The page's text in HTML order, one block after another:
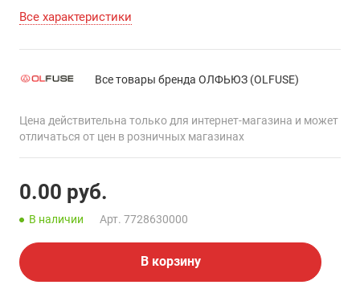
Все характеристики
Все товары бренда ОЛФЬЮЗ (OLFUSE)
Цена действительна только для интернет-магазина и может
отличаться от цен в розничных магазинах
0.00 руб.
В наличии Арт. 7728630000
В корзину